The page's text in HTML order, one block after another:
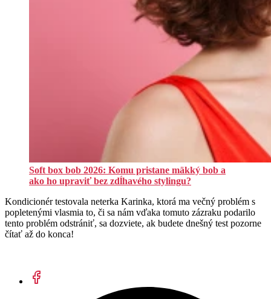
Soft box bob 2026: Komu pristane mäkký bob a
ako ho upraviť bez zdĺhavého stylingu?
Kondicionér testovala neterka Karinka, ktorá ma večný problém s
popletenými vlasmia to, či sa nám vďaka tomuto zázraku podarilo
tento problém odstrániť, sa dozviete, ak budete dnešný test pozorne
čítať až do konca!